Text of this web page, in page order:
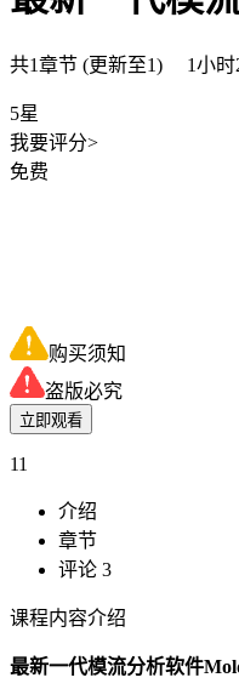
共1章节 (更新至1) 1小时
5星
我要评分>
免费
购买须知
盗版必究
立即观看
11
介绍
章节
评论 3
课程内容介绍
最新一代模流分析软件